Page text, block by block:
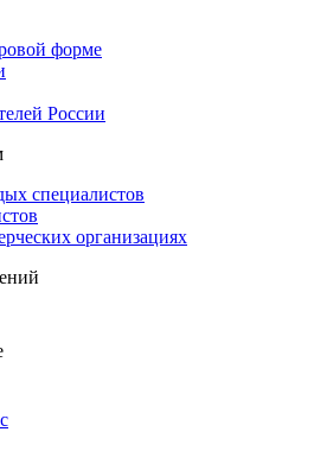
форме
России
специалистов
организациях